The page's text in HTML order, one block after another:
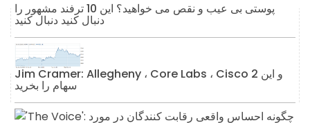
پوستی بی عیب و نقص می خواهید؟ این 10 ترفند مشهور را
دنبال کنید دنبال کنید
Jim Cramer: Allegheny ، Core Labs ، Cisco و این 2
سهام را بخرید